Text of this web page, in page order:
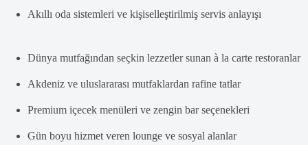
Akıllı oda sistemleri ve kişiselleştirilmiş servis anlayışı
Dünya mutfağından seçkin lezzetler sunan à la carte restoranlar
Akdeniz ve uluslararası mutfaklardan rafine tatlar
Premium içecek menüleri ve zengin bar seçenekleri
Gün boyu hizmet veren lounge ve sosyal alanlar